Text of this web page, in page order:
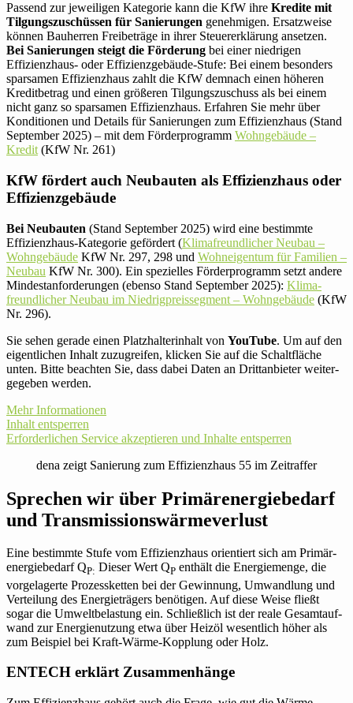
Passend zur jewei­ligen Kate­gorie kann die KfW ihre Kredite mit
Til­gungs­zu­schüssen für Sanie­rungen geneh­migen. Ersatz­weise
können Bau­herren Frei­be­träge in ihrer Steu­er­erklä­rung ansetzen.
Bei Sanie­rungen steigt die För­de­rung bei einer nied­rigen
Effizienz­haus- oder Effizienz­gebäude-Stufe: Bei einem beson­ders
spar­samen Effizienz­haus zahlt die KfW demnach einen höheren
Kre­dit­be­trag und einen grö­ßeren Tilgungs­zuschuss als bei einem
nicht ganz so spar­samen Effizienz­haus. Erfahren Sie mehr über
Kon­di­tionen und Details für Sanie­rungen zum Effizienz­haus (Stand
Sep­tember 2025) – mit dem För­der­pro­gramm Wohn­ge­bäude –
Kredit (KfW Nr. 261)
KfW fördert auch Neu­bauten als Effizienz­haus oder
Effizienzgebäude
Bei Neu­bauten (Stand Sep­tember 2025) wird eine bestimmte
Effizienz­haus-Kate­gorie geför­dert (Kli­ma­freund­li­cher Neubau –
Wohn­ge­bäude KfW Nr. 297, 298 und Wohn­ei­gentum für Fami­lien –
Neubau KfW Nr. 300). Ein spe­zi­elles För­der­pro­gramm setzt andere
Min­dest­an­for­de­rungen (ebenso Stand Sep­tember 2025): Kli­ma­
freund­li­cher Neubau im Nied­rig­preis­seg­ment – Wohn­ge­bäude (KfW
Nr. 296).
Sie sehen gerade einen Platz­hal­ter­in­halt von YouTube. Um auf den
eigent­li­chen Inhalt zuzu­greifen, klicken Sie auf die Schalt­fläche
unten. Bitte beachten Sie, dass dabei Daten an Dritt­an­bieter wei­ter­
ge­geben werden.
Mehr Infor­ma­tionen
Inhalt ent­sperren
Erfor­der­li­chen Service akzep­tieren und Inhalte ent­sperren
dena zeigt Sanie­rung zum Effizienz­haus 55 im Zeitraffer
Spre­chen wir über Pri­mär­ener­gie­be­darf
und Transmissionswärmeverlust
Eine bestimmte Stufe vom Effizienz­haus ori­en­tiert sich am Pri­mär­
ener­gie­be­darf QP: Dieser Wert QP enthält die Ener­gie­menge, die
vor­ge­la­gerte Pro­zess­ketten bei der Gewin­nung, Umwand­lung und
Ver­tei­lung des Ener­gie­trä­gers benö­tigen. Auf diese Weise fließt
sogar die Umwelt­be­las­tung ein. Schließ­lich ist der reale Gesamt­auf­
wand zur Ener­gie­nut­zung etwa über Heizöl wesent­lich höher als
zum Bei­spiel bei Kraft-Wärme-Kopp­lung oder Holz.
ENTECH erklärt Zusammenhänge